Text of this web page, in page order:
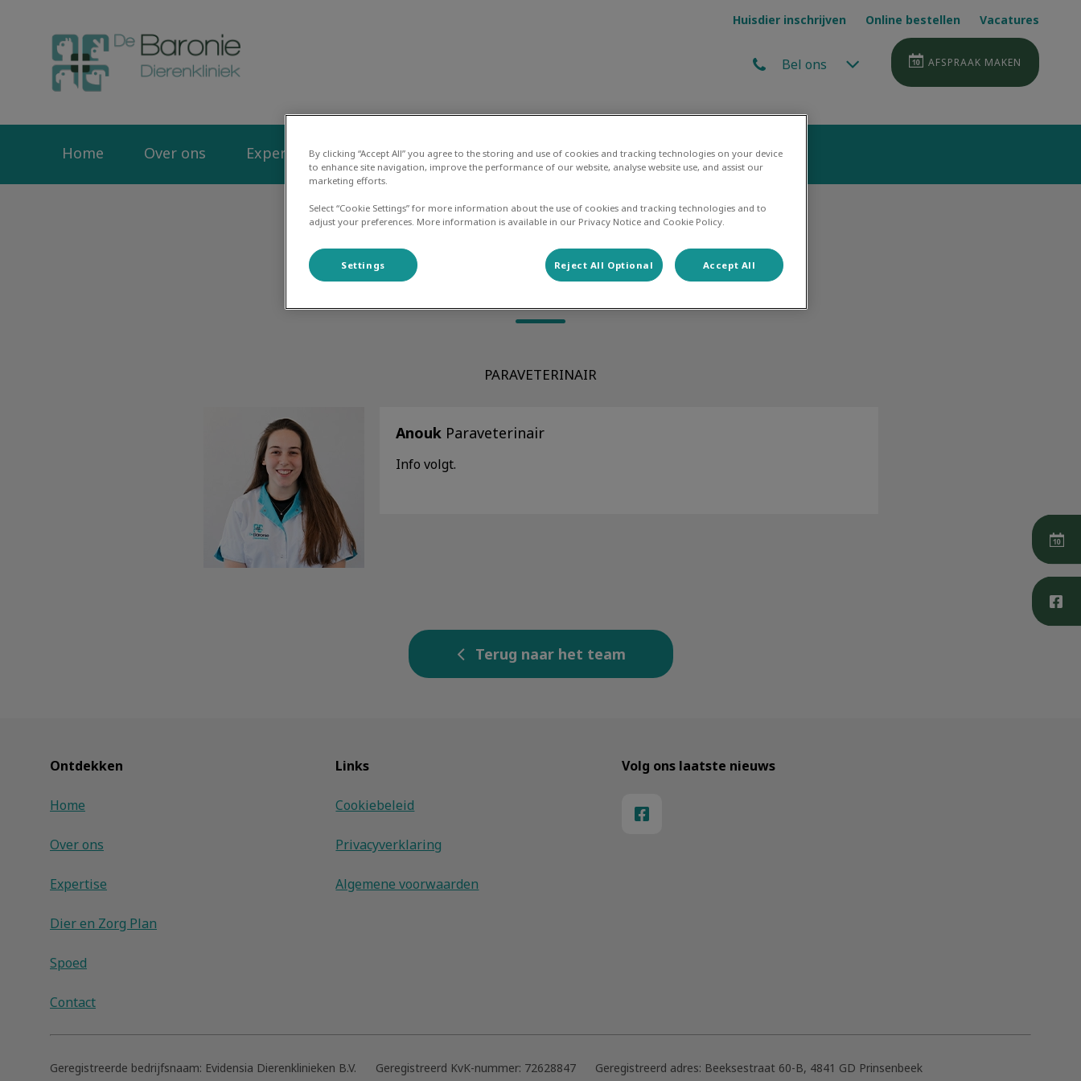
Huisdier inschrijven Online bestellen Vacatures
Homepage Dierenkliniek de Baronie
Bel ons AFSPRAAK MAKEN
Home Over ons Expertise Dier en Zorg Plan Spoed Contact
Anouk
PARAVETERINAIR
AnoukParaveterinair
Info volgt.
Terug naar het team
Ontdekken
Home
Over ons
Expertise
Dier en Zorg Plan
Spoed
Contact
Links
Cookiebeleid
Privacyverklaring
Algemene voorwaarden
Volg ons laatste nieuws
Geregistreerde bedrijfsnaam: Evidensia Dierenklinieken B.V. Geregistreerd KvK-nummer: 72628847 Geregistreerd adres: Beeksestraat 60-B, 4841 GD Prinsenbeek
By clicking “Accept All” you agree to the storing and use of cookies and tracking technologies on your device
to enhance site navigation, improve the performance of our website, analyse website use, and assist our
marketing efforts.
Select “Cookie Settings” for more information about the use of cookies and tracking technologies and to
adjust your preferences. More information is available in our Privacy Notice and Cookie Policy.
Settings Reject All Optional Accept All